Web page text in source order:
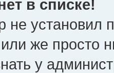
в списке!
не установил
же просто
у